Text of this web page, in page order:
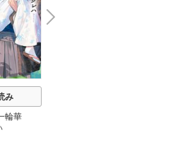
み
輪華
N
e
x
t